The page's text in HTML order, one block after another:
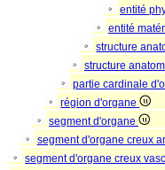
entité
entité
structure
structure
partie cardinale
région d'organe
segment d'organe
segment d'organe creux
segment d'organe creux